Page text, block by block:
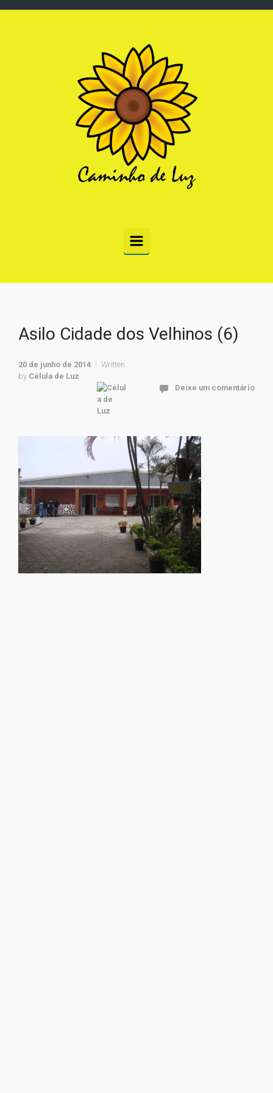
Asilo Cidade dos Velhinos (6)
20 de junho de 2014
Written
by Célula de Luz
Deixe um comentário